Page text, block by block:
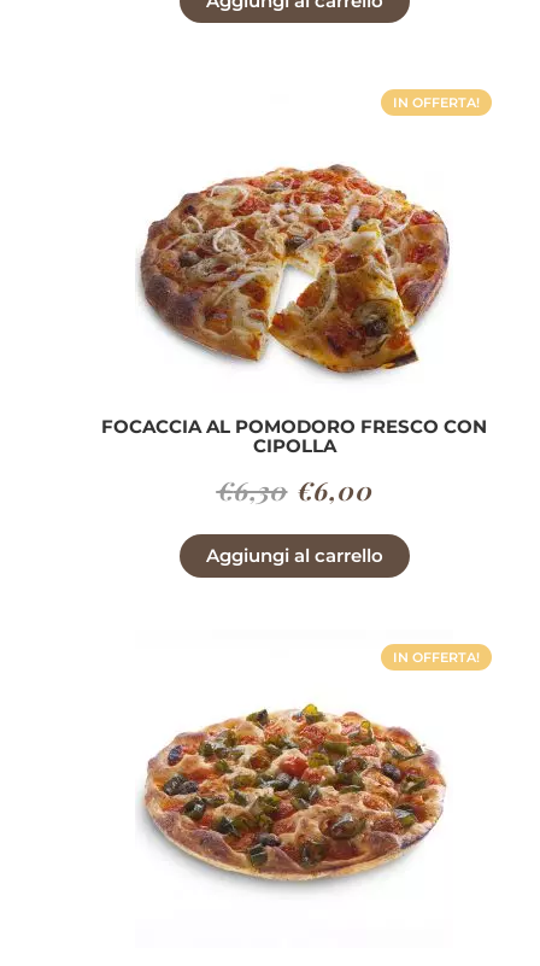
originale
attuale
€5,05.
IN OFFERTA!
FOCACCIA AL POMODORO FRESCO CON
CIPOLLA
€6,30 Il
prezzo
originale
€6,00Il
prezzo
attuale
€6,00.
Aggiungi al carrello
IN OFFERTA!